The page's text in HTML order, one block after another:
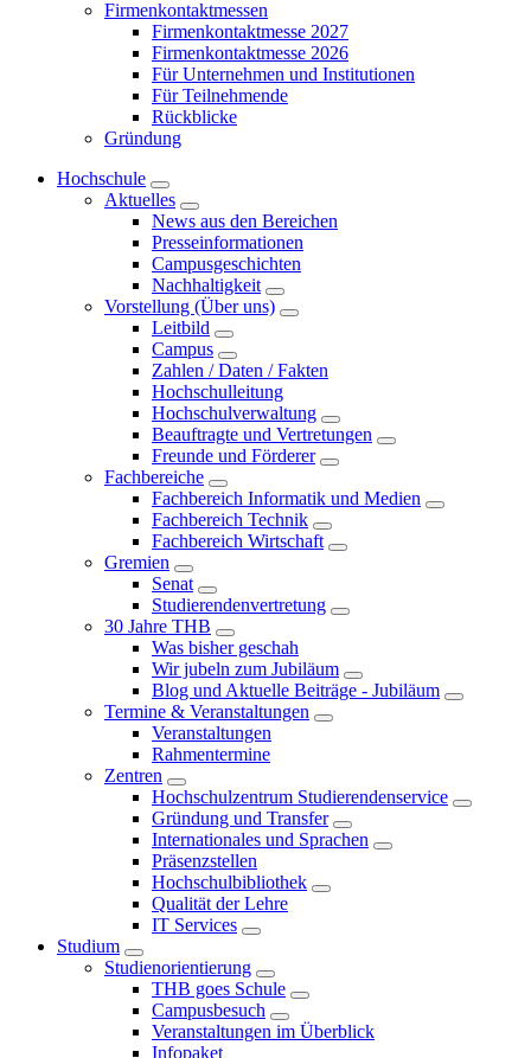
Firmenkontaktmessen
Firmenkontaktmesse 2027
Firmenkontaktmesse 2026
Für Unternehmen und Institutionen
Für Teilnehmende
Rückblicke
Gründung
Hochschule
Aktuelles
News aus den Bereichen
Presseinformationen
Campusgeschichten
Nachhaltigkeit
Vorstellung (Über uns)
Leitbild
Campus
Zahlen / Daten / Fakten
Hochschulleitung
Hochschulverwaltung
Beauftragte und Vertretungen
Freunde und Förderer
Fachbereiche
Fachbereich Informatik und Medien
Fachbereich Technik
Fachbereich Wirtschaft
Gremien
Senat
Studierendenvertretung
30 Jahre THB
Was bisher geschah
Wir jubeln zum Jubiläum
Blog und Aktuelle Beiträge - Jubiläum
Termine & Veranstaltungen
Veranstaltungen
Rahmentermine
Zentren
Hochschulzentrum Studierendenservice
Gründung und Transfer
Internationales und Sprachen
Präsenzstellen
Hochschulbibliothek
Qualität der Lehre
IT Services
Studium
Studienorientierung
THB goes Schule
Campusbesuch
Veranstaltungen im Überblick
Infopaket